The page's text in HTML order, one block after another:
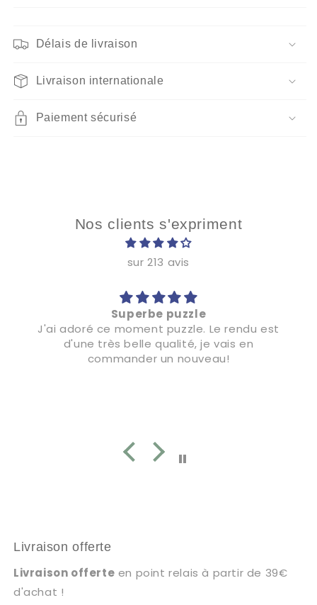
Délais de livraison
Livraison internationale
Paiement sécurisé
Nos clients s'expriment
sur 213 avis
Superbe puzzle
J'ai adoré ce moment puzzle. Le rendu est
d'une très belle qualité, je vais en
commander un nouveau!
Livraison offerte
Livraison offerte en point relais à partir de 39€
d'achat !